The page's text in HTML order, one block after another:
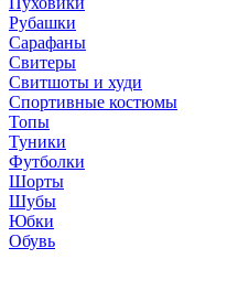
Рубашки
Сарафаны
Свитеры
Свитшоты и худи
Спортивные костюмы
Топы
Туники
Футболки
Шорты
Шубы
Юбки
Обувь